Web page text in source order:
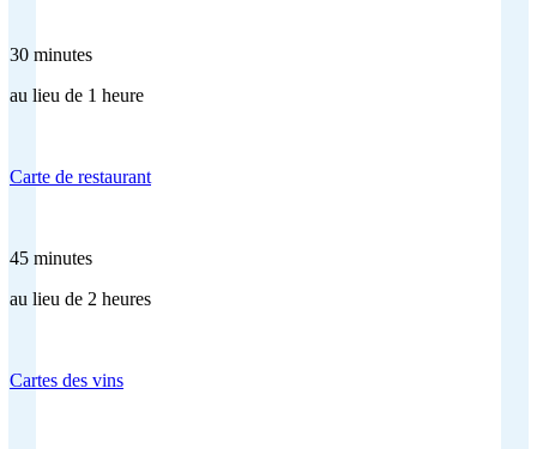
30 minutes
au lieu de 1 heure
Carte de restaurant
45 minutes
au lieu de 2 heures
Cartes des vins